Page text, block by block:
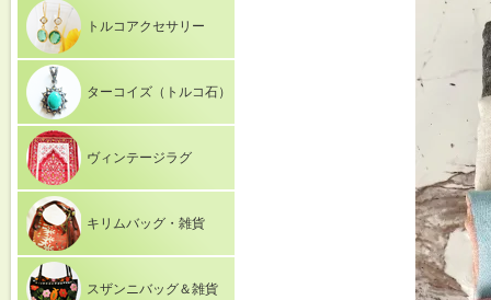
トルコアクセサリー
ターコイズ（トルコ石）
ヴィンテージラグ
キリムバッグ・雑貨
スザンニバッグ＆雑貨